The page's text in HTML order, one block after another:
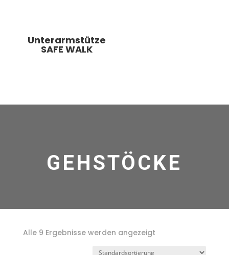
Unterarmstütze
SAFE WALK
GEHSTÖCKE
Alle 9 Ergebnisse werden angezeigt